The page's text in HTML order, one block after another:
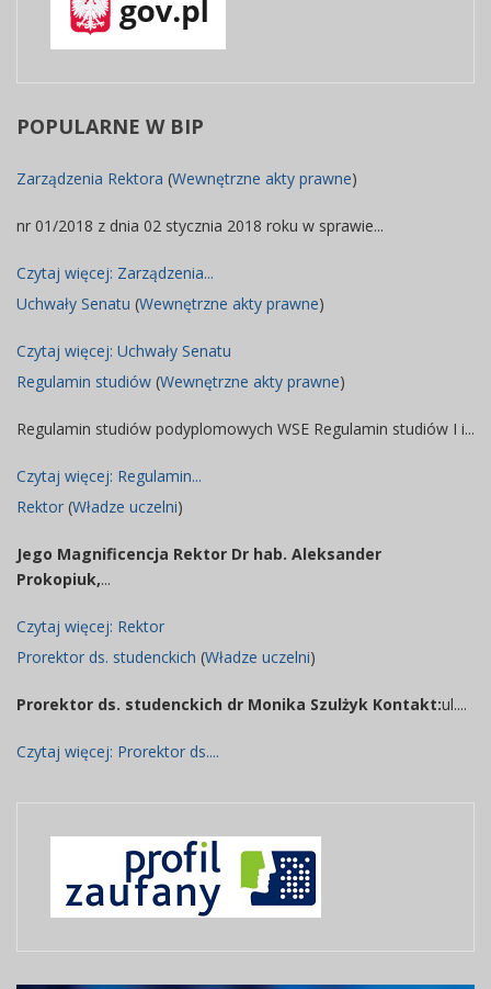
został
zmieniony.
marzec 2024
09:19
07
październik
został
poniedziałek,
październik
2024 11:01
Super
został
zmieniony.
poniedziałek,
07 lipiec
2025 08:36
User
Artykuł
zmieniony.
czwartek,
październik
2025 07:51
Artykuł
został
zmieniony.
czwartek,
09
Super
Artykuł
zmieniony.
czwartek,
październik
User
POPULARNE W BIP
Zarządzenia Rektora (Wewnętrzne akty prawne)
nr 01/2018 z dnia 02 stycznia 2018 roku w sprawie...
Czytaj więcej: Zarządzenia...
Uchwały Senatu (Wewnętrzne akty prawne)
Czytaj więcej: Uchwały Senatu
Regulamin studiów (Wewnętrzne akty prawne)
Regulamin studiów podyplomowych WSE Regulamin studiów I i...
Czytaj więcej: Regulamin...
Rektor (Władze uczelni)
Jego Magnificencja Rektor Dr hab. Aleksander
Prokopiuk,...
Czytaj więcej: Rektor
Prorektor ds. studenckich (Władze uczelni)
Prorektor ds. studenckich dr Monika Szulżyk Kontakt:ul....
Czytaj więcej: Prorektor ds....